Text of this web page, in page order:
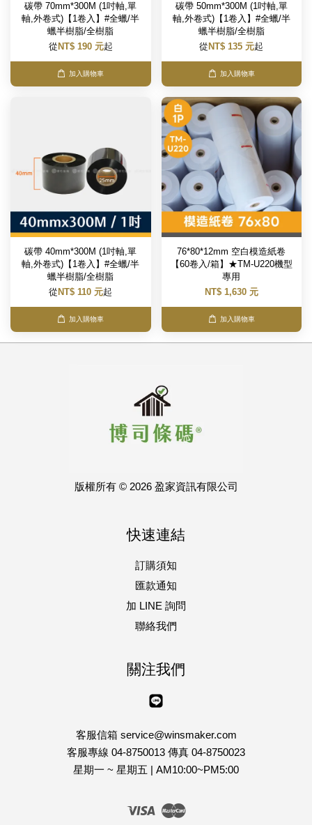
碳帶 70mm*300M (1吋軸,單
軸,外卷式)【1卷入】#全蠟/半
蠟半樹脂/全樹脂
從 NT$ 190 元起
加入購物車
碳帶 50mm*300M (1吋軸,單
軸,外卷式)【1卷入】#全蠟/半
蠟半樹脂/全樹脂
從 NT$ 135 元起
加入購物車
碳帶 40mm*300M (1吋軸,單
軸,外卷式)【1卷入】#全蠟/半
蠟半樹脂/全樹脂
從 NT$ 110 元起
加入購物車
76*80*12mm 空白模造紙卷
【60卷入/箱】★TM-U220機型
專用
NT$ 1,630 元
加入購物車
版權所有 © 2026 盈家資訊有限公司
快速連結
訂購須知
匯款通知
加 LINE 詢問
聯絡我們
關注我們
客服信箱 service@winsmaker.com
客服專線 04-8750013 傳真 04-8750023
星期一 ~ 星期五 | AM10:00~PM5:00
Visa Master